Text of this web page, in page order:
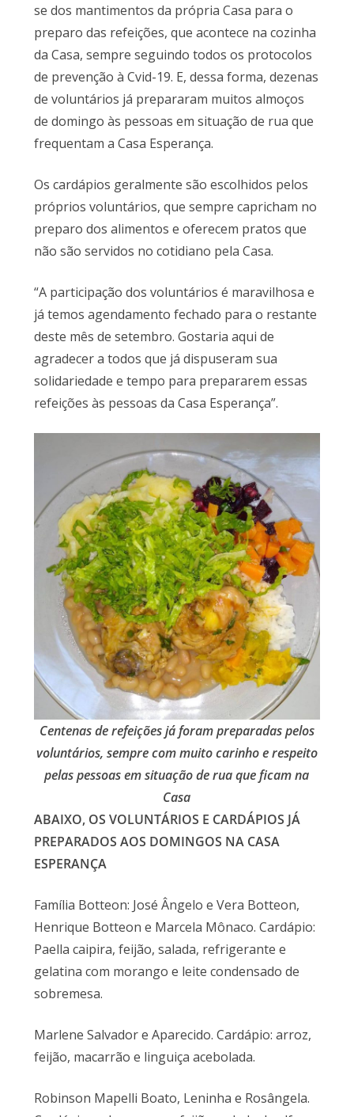
se dos mantimentos da própria Casa para o
preparo das refeições, que acontece na cozinha
da Casa, sempre seguindo todos os protocolos
de prevenção à Cvid-19. E, dessa forma, dezenas
de voluntários já prepararam muitos almoços
de domingo às pessoas em situação de rua que
frequentam a Casa Esperança.
Os cardápios geralmente são escolhidos pelos
próprios voluntários, que sempre capricham no
preparo dos alimentos e oferecem pratos que
não são servidos no cotidiano pela Casa.
“A participação dos voluntários é maravilhosa e
já temos agendamento fechado para o restante
deste mês de setembro. Gostaria aqui de
agradecer a todos que já dispuseram sua
solidariedade e tempo para prepararem essas
refeições às pessoas da Casa Esperança”.
Centenas de refeições já foram preparadas pelos
voluntários, sempre com muito carinho e respeito
pelas pessoas em situação de rua que ficam na
Casa
ABAIXO, OS VOLUNTÁRIOS E CARDÁPIOS JÁ
PREPARADOS AOS DOMINGOS NA CASA
ESPERANÇA
Família Botteon: José Ângelo e Vera Botteon,
Henrique Botteon e Marcela Mônaco. Cardápio:
Paella caipira, feijão, salada, refrigerante e
gelatina com morango e leite condensado de
sobremesa.
Marlene Salvador e Aparecido. Cardápio: arroz,
feijão, macarrão e linguiça acebolada.
Robinson Mapelli Boato, Leninha e Rosângela.